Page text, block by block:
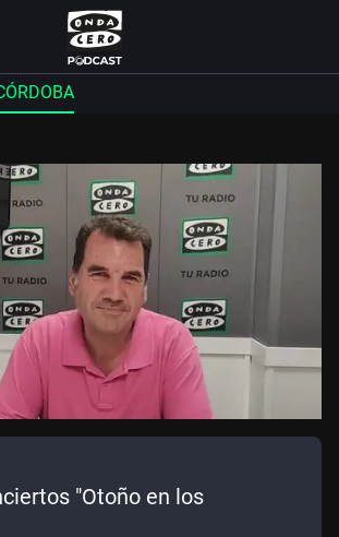
"Otoño en los